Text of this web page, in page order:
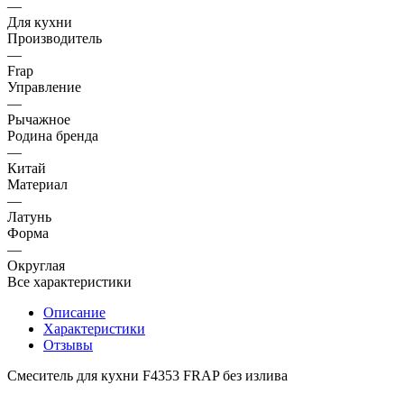
—
Для кухни
Производитель
—
Frap
Управление
—
Рычажное
Родина бренда
—
Китай
Материал
—
Латунь
Форма
—
Округлая
Все характеристики
Описание
Характеристики
Отзывы
Смеситель для кухни F4353 FRAP без излива